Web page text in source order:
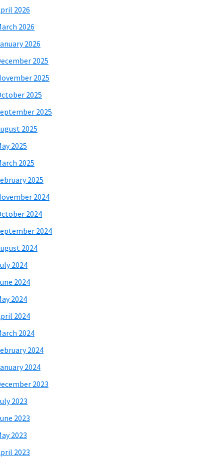
2026
2026
2026
2025
2025
2025
2025
2025
2025
2025
2025
2024
2024
2024
2024
2024
2024
2024
2024
2024
2024
2024
2023
2023
2023
2023
2023